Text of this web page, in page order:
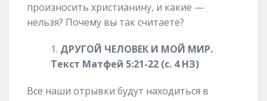
произносить христианину, и какие —
нельзя? Почему вы так считаете?
ДРУГОЙ ЧЕЛОВЕК И МОЙ МИР.
Текст Матфей 5:21-22 (с. 4 НЗ)
Все наши отрывки будут находиться в